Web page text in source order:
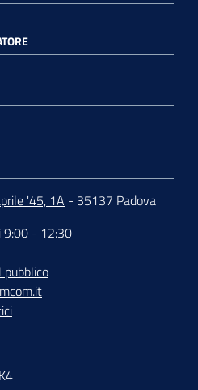
'45, 1A - 35137 Padova
9:00 - 12:30
pubblico